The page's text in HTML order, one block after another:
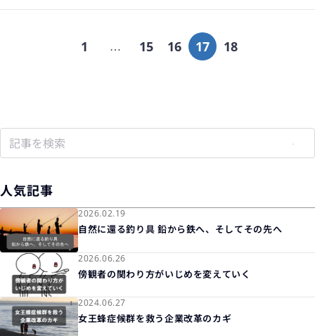
1 15 16 17 18
人気記事
2026.02.19
自然に還る釣り具 鉛から鉄へ、そしてその先へ
2026.06.26
傍観者の関わり方がいじめを変えていく
2024.06.27
女王蜂症候群を救う企業改革のカギ